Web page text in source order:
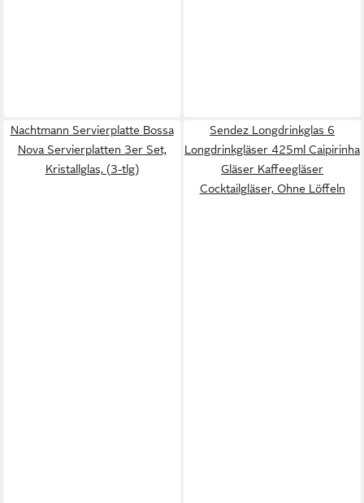
Nachtmann Servierplatte Bossa
Nova Servierplatten 3er Set,
Kristallglas, (3-tlg)
Sendez Longdrinkglas 6
Longdrinkgläser 425ml Caipirinha
Gläser Kaffeegläser
Cocktailgläser, Ohne Löffeln